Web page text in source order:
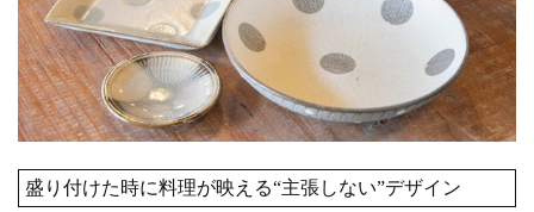
盛り付けた時に料理が映える“主張しない”デザイン